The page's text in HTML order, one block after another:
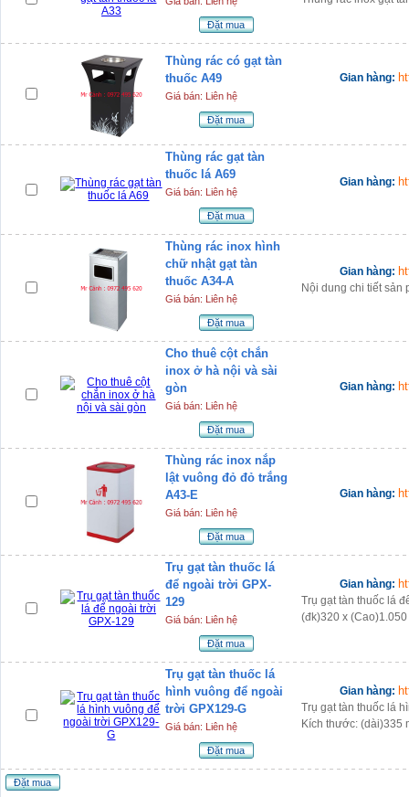
Đặt mua
Thùng rác có gạt tàn
thuốc A49
Giá bán: Liên hệ
Đặt mua
Gian hàng:
Thùng rác gạt tàn
thuốc lá A69
Giá bán: Liên hệ
Đặt mua
Gian hàng:
Thùng rác inox hình
chữ nhật gạt tàn
thuốc A34-A
Giá bán: Liên hệ
Đặt mua
Gian hàng:
Nội dung chi tiết sản
Cho thuê cột chắn
inox ở hà nội và sài
gòn
Giá bán: Liên hệ
Đặt mua
Gian hàng:
Thùng rác inox nắp
lật vuông đỏ đỏ trắng
A43-E
Giá bán: Liên hệ
Đặt mua
Gian hàng:
Trụ gạt tàn thuốc lá
để ngoài trời GPX-
129
Giá bán: Liên hệ
Đặt mua
Gian hàng:
Trụ gạt tàn thuốc lá
(đk)320 x (Cao)1.050
Trụ gạt tàn thuốc lá
hình vuông để ngoài
trời GPX129-G
Giá bán: Liên hệ
Đặt mua
Gian hàng:
Trụ gạt tàn thuốc lá
Kích thước: (dài)335
Đặt mua